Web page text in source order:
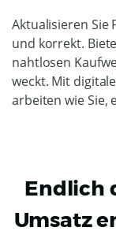
Aktualisieren Sie
und korrekt.
nahtlosen
weckt. Mit
arbeiten wie Sie,
Endlich
Umsatz